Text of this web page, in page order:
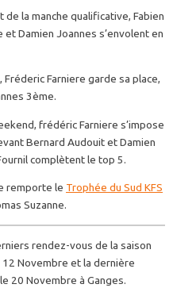
la manche qualificative, Fabien
Damien Joannes s’envolent en
Farniere garde sa place,
3ème.
frédéric Farniere s’impose
Bernard Audouit et Damien
complètent le top 5.
remporte le Trophée du Sud KFS
Suzanne.
rendez-vous de la saison
12 Novembre et la dernière
le 20 Novembre à Ganges.